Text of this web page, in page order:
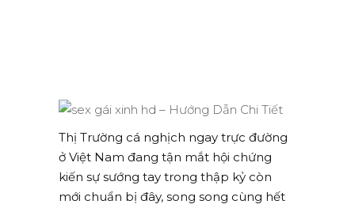
Thị Trường cá nghịch ngay trực đường
ở Việt Nam đang tận mắt hội chứng
kiến sự sướng tay trong thập kỷ còn
mới chuẩn bị đây, song song cùng hết